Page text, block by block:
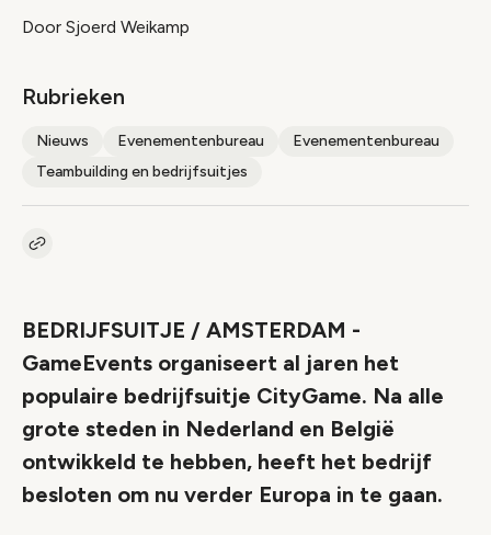
Door Sjoerd Weikamp
Rubrieken
Nieuws Evenementenbureau
Evenementenbureau
Teambuilding en bedrijfsuitjes
Kopieer link naar artikel
BEDRIJFSUITJE / AMSTERDAM -
GameEvents organiseert al jaren het
populaire bedrijfsuitje CityGame. Na alle
grote steden in Nederland en België
ontwikkeld te hebben, heeft het bedrijf
besloten om nu verder Europa in te gaan.